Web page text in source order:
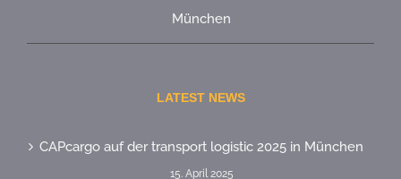
München
LATEST NEWS
CAPcargo auf der transport logistic 2025 in München
15. April 2025